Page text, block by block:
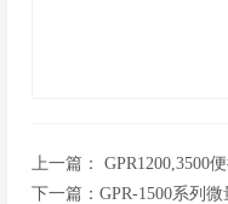
上一篇： GPR1200,3500
下一篇： GPR-1500系列